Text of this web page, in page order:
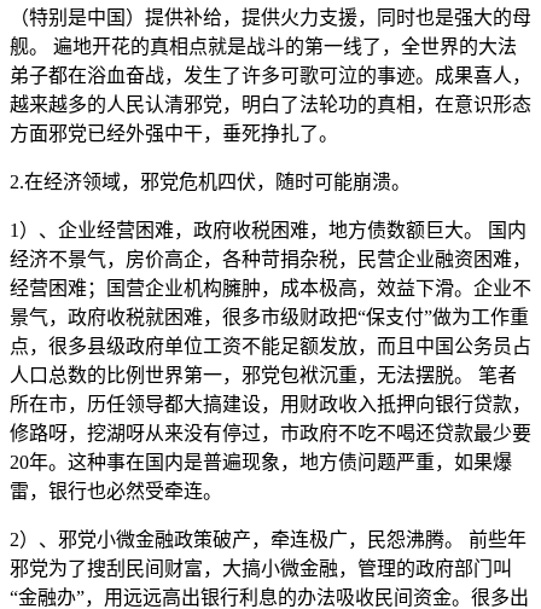
（特别是中国）提供补给，提供火力支援，同时也是强大的母
舰。 遍地开花的真相点就是战斗的第一线了，全世界的大法
弟子都在浴血奋战，发生了许多可歌可泣的事迹。成果喜人，
越来越多的人民认清邪党，明白了法轮功的真相，在意识形态
方面邪党已经外强中干，垂死挣扎了。
2.在经济领域，邪党危机四伏，随时可能崩溃。
1）、企业经营困难，政府收税困难，地方债数额巨大。 国内
经济不景气，房价高企，各种苛捐杂税，民营企业融资困难，
经营困难；国营企业机构臃肿，成本极高，效益下滑。企业不
景气，政府收税就困难，很多市级财政把“保支付”做为工作重
点，很多县级政府单位工资不能足额发放，而且中国公务员占
人口总数的比例世界第一，邪党包袱沉重，无法摆脱。 笔者
所在市，历任领导都大搞建设，用财政收入抵押向银行贷款，
修路呀，挖湖呀从来没有停过，市政府不吃不喝还贷款最少要
20年。这种事在国内是普遍现象，地方债问题严重，如果爆
雷，银行也必然受牵连。
2）、邪党小微金融政策破产，牵连极广，民怨沸腾。 前些年
邪党为了搜刮民间财富，大搞小微金融，管理的政府部门叫
“金融办”，用远远高出银行利息的办法吸收民间资金。很多出